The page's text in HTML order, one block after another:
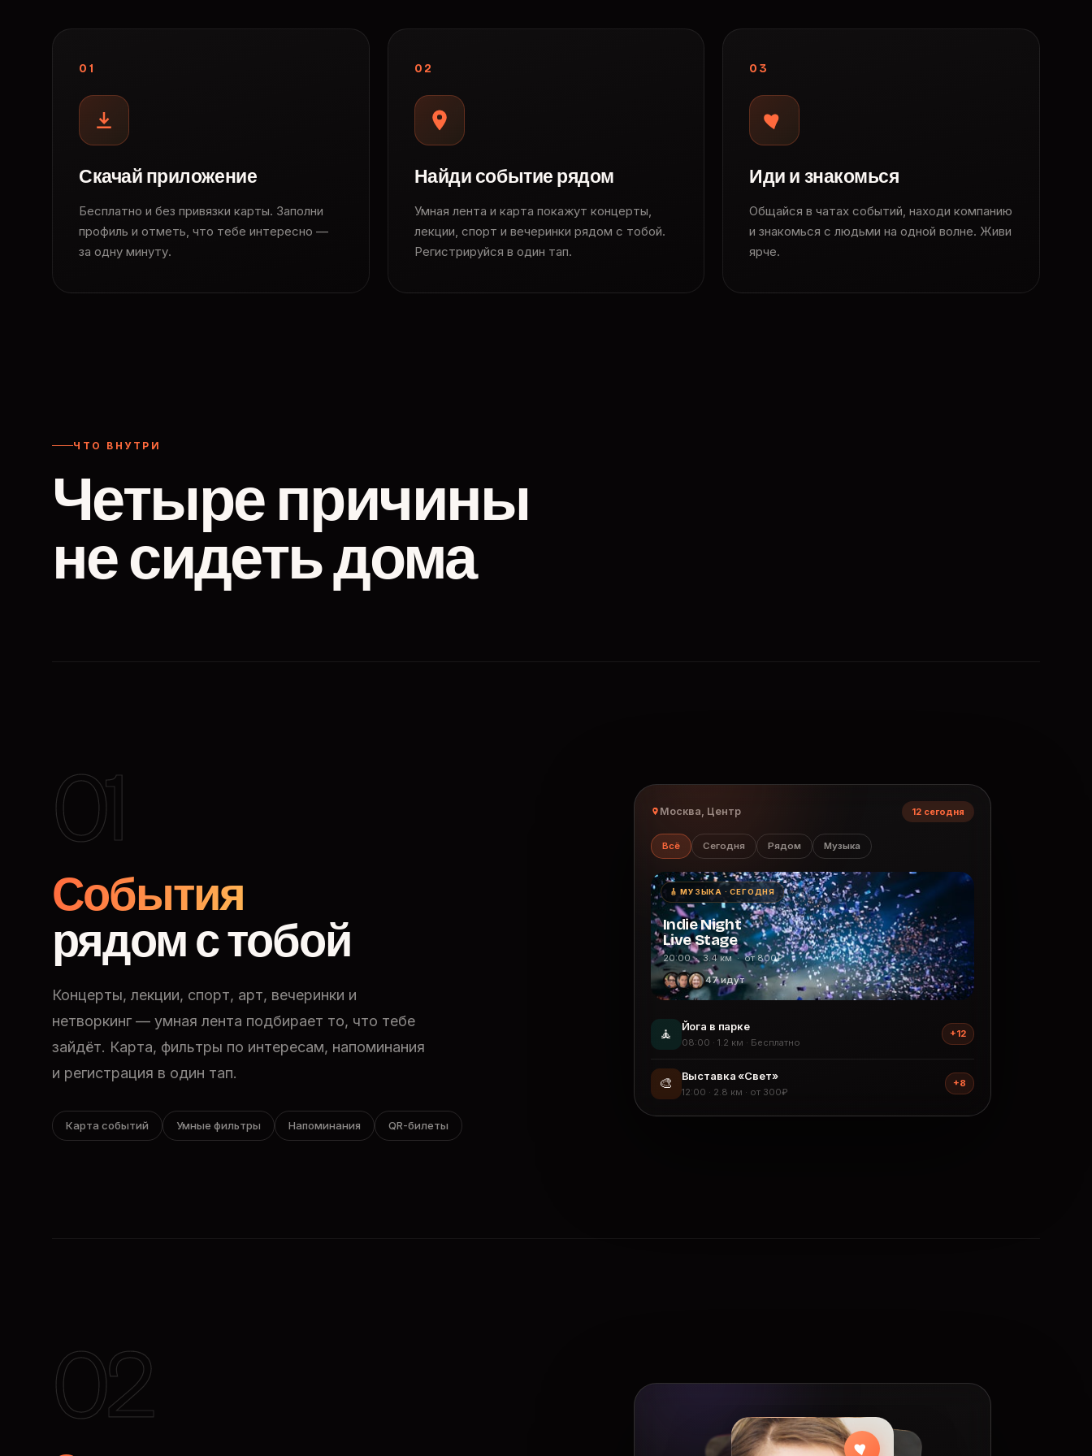
01
Скачай приложение
Бесплатно и без привязки карты. Заполни
профиль и отметь, что тебе интересно —
за одну минуту.
02
Найди событие рядом
Умная лента и карта покажут концерты,
лекции, спорт и вечеринки рядом с тобой.
Регистрируйся в один тап.
03
Иди и знакомься
Общайся в чатах событий, находи компанию
и знакомься с людьми на одной волне. Живи
ярче.
ЧТО ВНУТРИ
Четыре причины
не сидеть дома
01
События
рядом с тобой
Концерты, лекции, спорт, арт, вечеринки и
нетворкинг — умная лента подбирает то, что тебе
зайдёт. Карта, фильтры по интересам, напоминания
и регистрация в один тап.
Карта событий Умные фильтры Напоминания QR-билеты
Москва, Центр 12 сегодня
Всё Сегодня Рядом Музыка
🎸 МУЗЫКА · СЕГОДНЯ
Indie Night
Live Stage
20:00 · 3.4 км · от 800₽
47 идут
🧘 Йога в парке
08:00 · 1.2 км · Бесплатно
+12
🎨 Выставка «Свет»
12:00 · 2.8 км · от 300₽
+8
02